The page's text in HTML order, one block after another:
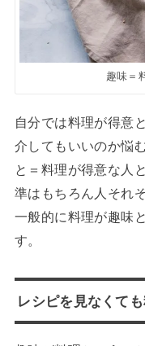
趣味＝
自分では料理が得意
介してもいいのか悩
と＝料理が得意な人
準はもちろん人それぞ
一般的に料理が趣味
す。
レシピを見なくて